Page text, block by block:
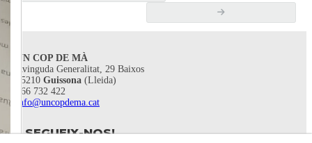
UN COP DE MÀ
Avinguda Generalitat, 29 Baixos
25210 Guissona (Lleida)
666 732 422
info@uncopdema.cat
SEGUEIX-NOS!